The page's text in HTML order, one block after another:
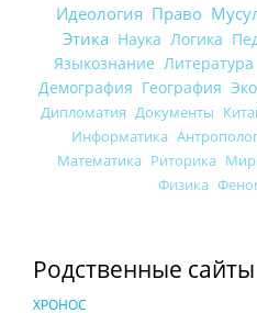
Идеология Право
Этика Наука Логика
Языкознание Литература
Демография География
Дипломатия Документы
Информатика
Математика Риторика
Физика
Родственные сайты
ХРОНОС